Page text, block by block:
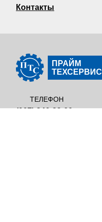
Контакты
ПРАЙМ
ТЕХСЕРВИС
ТЕЛЕФОН
(067) 246-22-00